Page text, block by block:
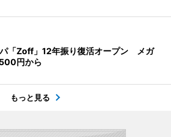
「Zoff」12年振り復活オープン メガ
円から
もっと見る